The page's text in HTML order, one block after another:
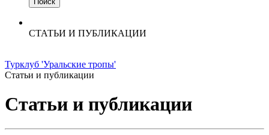
СТАТЬИ И ПУБЛИКАЦИИ
Турклуб 'Уральские тропы'
Статьи и публикации
Статьи и публикации